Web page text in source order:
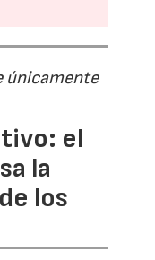
únicamente
el
la
los